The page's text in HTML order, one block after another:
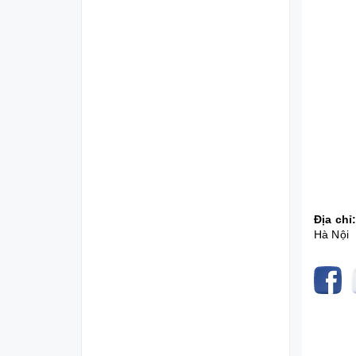
Địa chỉ:
Hà Nội